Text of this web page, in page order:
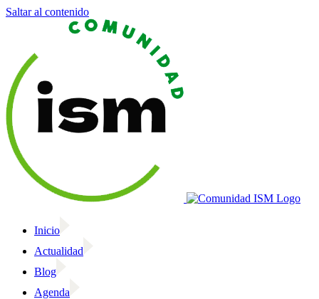
Saltar al contenido
Inicio
Actualidad
Blog
Agenda